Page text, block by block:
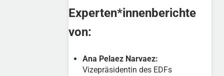
Experten*innenberichte
von:
Ana Pelaez Narvaez:
Vizepräsidentin des EDFs